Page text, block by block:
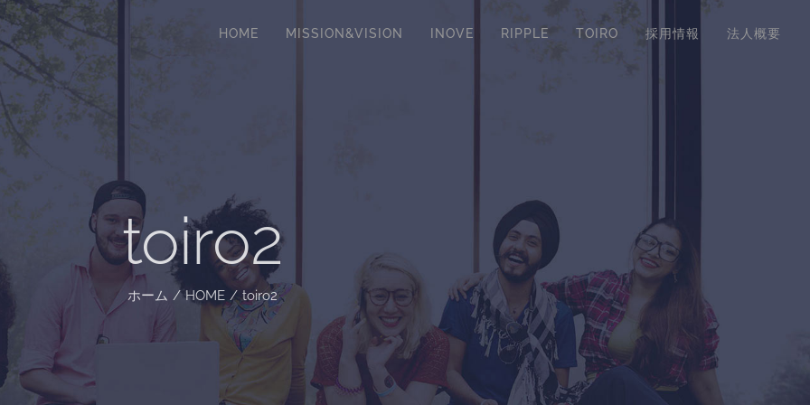
HOME MISSION&VISION INOVE RIPPLE TOIRO 採用情報 法人概要
toiro2
ホーム / HOME / toiro2